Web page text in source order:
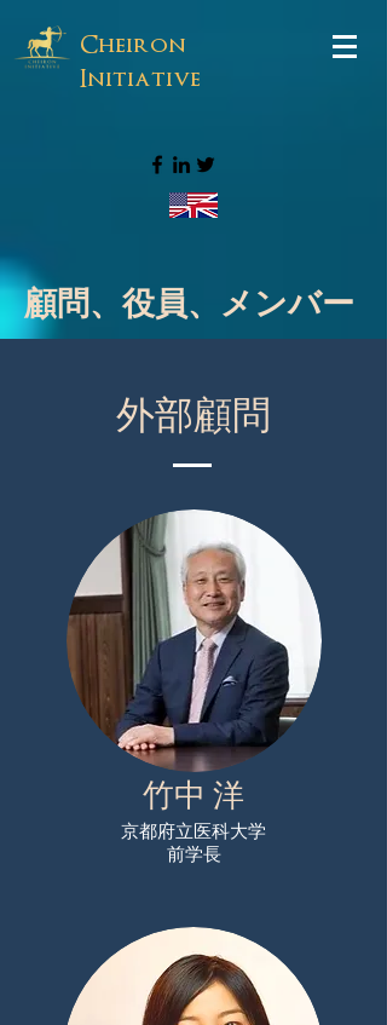
Cheiron
Initiative
顧問、役員、メンバー
外部顧問
​竹中 洋
京都府立医科大学
前学長